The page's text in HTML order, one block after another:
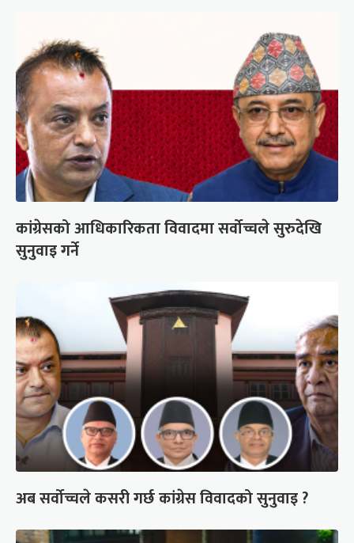
कांग्रेसको आधिकारिकता विवादमा सर्वोच्चले सुरुदेखि
सुनुवाइ गर्ने
अब सर्वोच्चले कसरी गर्छ कांग्रेस विवादको सुनुवाइ ?